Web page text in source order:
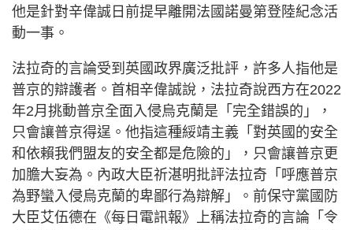
他是針對辛偉誠日前提早離開法國諾曼第登陸紀念活
動一事。
法拉奇的言論受到英國政界廣泛批評，許多人指他是
普京的辯護者。首相辛偉誠說，法拉奇說西方在2022
年2月挑動普京全面入侵烏克蘭是「完全錯誤的」，
只會讓普京得逞。他指這種綏靖主義「對英國的安全
和依賴我們盟友的安全都是危險的」，只會讓普京更
加膽大妄為。內政大臣祈湛明批評法拉奇「呼應普京
為野蠻入侵烏克蘭的卑鄙行為辯解」。前保守黨國防
大臣艾伍德在《每日電訊報》上稱法拉奇的言論「令